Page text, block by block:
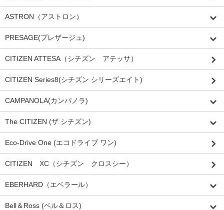
ASTRON（アストロン）
PRESAGE(プレザージュ)
CITIZEN ATTESA（シチズン アテッサ）
CITIZEN Series8(シチズン シリーズエイト)
CAMPANOLA(カンパノラ)
The CITIZEN (ザ シチズン)
Eco-Drive One (エコドライブ ワン)
CITIZEN XC（シチズン クロスシー）
EBERHARD（エベラール）
Bell＆Ross (ベル＆ロス)